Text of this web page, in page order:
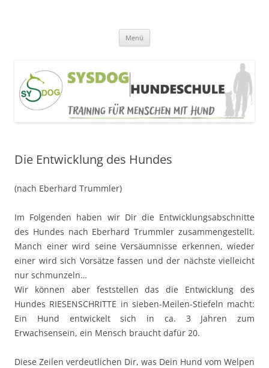
Menü
Die Entwicklung des Hundes
(nach Eberhard Trummler)
Im Folgenden haben wir Dir die Entwicklungsabschnitte
des Hundes nach Eberhard Trummler zusammengestellt.
Manch einer wird seine Versäumnisse erkennen, wieder
einer wird sich Vorsätze fassen und der nächste vielleicht
nur schmunzeln…
Wir können aber feststellen das die Entwicklung des
Hundes RIESENSCHRITTE in sieben-Meilen-Stiefeln macht:
Ein Hund entwickelt sich in ca. 3 Jahren zum
Erwachsensein, ein Mensch braucht dafür 20.
Diese Zeilen verdeutlichen Dir, was Dein Hund vom Welpen